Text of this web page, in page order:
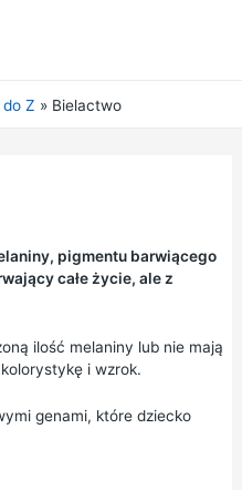
Z Bielactwo
pigmentu barwiącego
całe życie, ale z
ilość melaniny lub nie mają
i wzrok.
genami, które dziecko